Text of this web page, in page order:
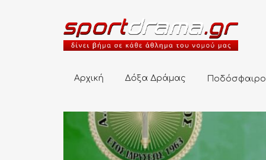
Αρχική Δόξα Δράμας Ποδόσφαιρο